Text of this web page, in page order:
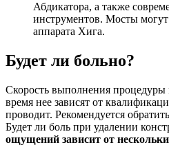
Абдикатора, а также
инструментов. Мосты
аппарата Хига.
Будет ли больно?
Скорость выполнения процедуры
время нее зависят от
проводит. Рекомендуется
Будет ли боль при удалении
ощущений зависит от